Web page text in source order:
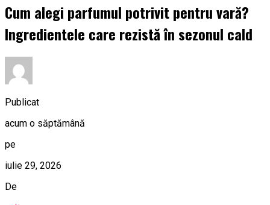
Cum alegi parfumul potrivit pentru vară?
Ingredientele care rezistă în sezonul cald
Publicat
acum o săptămână
pe
iulie 29, 2026
De